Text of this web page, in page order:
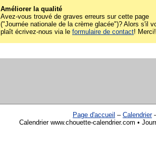
Améliorer la qualité
Avez-vous trouvé de graves erreurs sur cette page
("Journée nationale de la crème glacée")? Alors s'il
plaît écrivez-nous via le formulaire de contact! Merci!
Page d'accueil – Calendrier
Calendrier www.chouette-calendrier.com •